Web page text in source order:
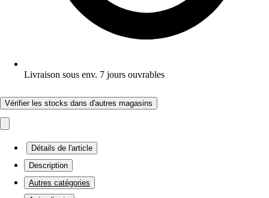
Livraison sous env. 7 jours ouvrables
Vérifier les stocks dans d'autres magasins
Détails de l'article
Description
Autres catégories